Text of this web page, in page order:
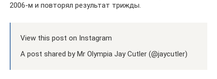
2006-м и повторял результат трижды.
View this post on Instagram
A post shared by Mr Olympia Jay Cutler (@jaycutler)